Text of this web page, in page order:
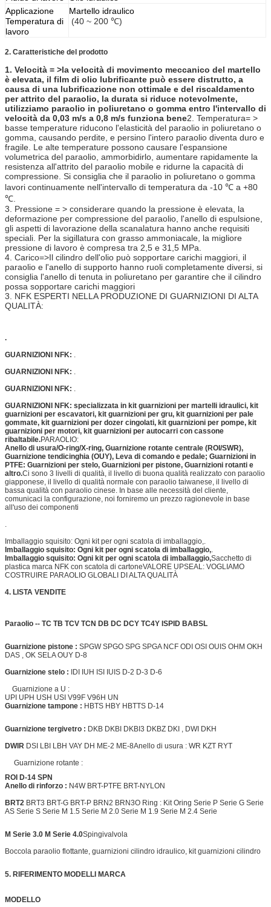
Applicazione
Temperatura di
lavoro
Martello idraulico
(40 ~ 200 ℃)
2. Caratteristiche del prodotto
1. Velocità = >la velocità di movimento meccanico del martello
è elevata, il film di olio lubrificante può essere distrutto, a
causa di una lubrificazione non ottimale e del riscaldamento
per attrito del paraolio, la durata si riduce notevolmente,
utilizziamo paraolio in poliuretano o gomma entro l'intervallo di
velocità da 0,03 m/s a 0,8 m/s funziona bene2. Temperatura= >
basse temperature riducono l'elasticità del paraolio in poliuretano o
gomma, causando perdite, e persino l'intero paraolio diventa duro e
fragile. Le alte temperature possono causare l'espansione
volumetrica del paraolio, ammorbidirlo, aumentare rapidamente la
resistenza all'attrito del paraolio mobile e ridurne la capacità di
compressione. Si consiglia che il paraolio in poliuretano o gomma
lavori continuamente nell'intervallo di temperatura da -10 ℃ a +80
℃.
3. Pressione = > considerare quando la pressione è elevata, la
deformazione per compressione del paraolio, l'anello di espulsione,
gli aspetti di lavorazione della scanalatura hanno anche requisiti
speciali. Per la sigillatura con grasso ammoniacale, la migliore
pressione di lavoro è compresa tra 2,5 e 31,5 MPa.
4. Carico=>Il cilindro dell'olio può sopportare carichi maggiori, il
paraolio e l'anello di supporto hanno ruoli completamente diversi, si
consiglia l'anello di tenuta in poliuretano per garantire che il cilindro
possa sopportare carichi maggiori
3. NFK ESPERTI NELLA PRODUZIONE DI GUARNIZIONI DI ALTA
QUALITÀ:
.
GUARNIZIONI NFK: .
GUARNIZIONI NFK: .
GUARNIZIONI NFK: .
GUARNIZIONI NFK: specializzata in kit guarnizioni per martelli idraulici, kit
guarnizioni per escavatori, kit guarnizioni per gru, kit guarnizioni per pale
gommate, kit guarnizioni per dozer cingolati, kit guarnizioni per pompe, kit
guarnizioni per motori, kit guarnizioni per autocarri con cassone
ribaltabile.PARAOLIO:
Anello di usura/O-ring/X-ring, Guarnizione rotante centrale (ROI/SWR),
Guarnizione tendicinghia (OUY), Leva di comando e pedale; Guarnizioni in
PTFE: Guarnizioni per stelo, Guarnizioni per pistone, Guarnizioni rotanti e
altro.Ci sono 3 livelli di qualità, il livello di buona qualità realizzato con paraolio
giapponese, il livello di qualità normale con paraolio taiwanese, il livello di
bassa qualità con paraolio cinese. In base alle necessità del cliente,
comunicaci la configurazione, noi forniremo un prezzo ragionevole in base
all'uso dei componenti
.
Imballaggio squisito: Ogni kit per ogni scatola di imballaggio,.
Imballaggio squisito: Ogni kit per ogni scatola di imballaggio,.
Imballaggio squisito: Ogni kit per ogni scatola di imballaggio,Sacchetto di
plastica marca NFK con scatola di cartoneVALORE UPSEAL: VOGLIAMO
COSTRUIRE PARAOLIO GLOBALI DI ALTA QUALITÀ
4. LISTA VENDITE
Paraolio -- TC TB TCV TCN DB DC DCY TC4Y ISPID BABSL
Guarnizione pistone : SPGW SPGO SPG SPGA NCF ODI OSI OUIS OHM OKH
DAS , OK SELA OUY D-8
Guarnizione stelo : IDI IUH ISI IUIS D-2 D-3 D-6
Guarnizione a U :
UPI UPH USH USI V99F V96H UN
Guarnizione tampone : HBTS HBY HBTTS D-14
Guarnizione tergivetro : DKB DKBI DKBI3 DKBZ DKI , DWI DKH
DWIR DSI LBI LBH VAY DH ME-2 ME-8Anello di usura : WR KZT RYT
Guarnizione rotante :
ROI D-14 SPN
Anello di rinforzo : N4W BRT-PTFE BRT-NYLON
BRT2 BRT3 BRT-G BRT-P BRN2 BRN3O Ring : Kit Oring Serie P Serie G Serie
AS Serie S Serie M 1.5 Serie M 2.0 Serie M 1.9 Serie M 2.4 Serie
M Serie 3.0 M Serie 4.0Spingivalvola
Boccola paraolio flottante, guarnizioni cilindro idraulico, kit guarnizioni cilindro
5. RIFERIMENTO MODELLI MARCA
MODELLO